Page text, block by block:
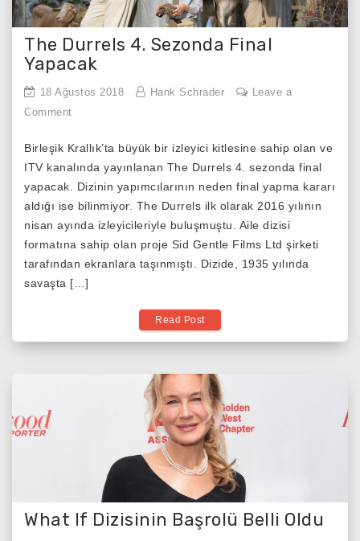
The Durrels 4. Sezonda Final
Yapacak
18 Ağustos 2018 Hank Schrader
Leave a
Commenton
Durrels
4.
Sezonda
Final
Yapacak
Birleşik Krallık’ta büyük bir izleyici kitlesine sahip olan ve
ITV kanalında yayınlanan The Durrels 4. sezonda final
yapacak. Dizinin yapımcılarının neden final yapma kararı
aldığı ise bilinmiyor. The Durrels ilk olarak 2016 yılının
nisan ayında izleyicileriyle buluşmuştu. Aile dizisi
formatına sahip olan proje Sid Gentle Films Ltd şirketi
tarafından ekranlara taşınmıştı. Dizide, 1935 yılında
savaşta […]
Read Post
What If Dizisinin Başrolü Belli Oldu